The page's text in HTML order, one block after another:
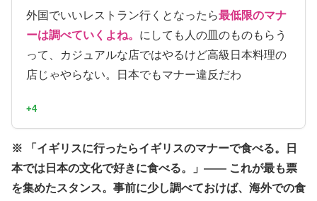
外国でいいレストラン行くとなったら最低限のマナ
ーは調べていくよね。 にしても人の皿のものもらう
って、カジュアルな店ではやるけど高級日本料理の
店じゃやらない。日本でもマナー違反だわ
+4
※ 「イギリスに行ったらイギリスのマナーで食べる。日
本では日本の文化で好きに食べる。」—— これが最も票
を集めたスタンス。事前に少し調べておけば、海外での食